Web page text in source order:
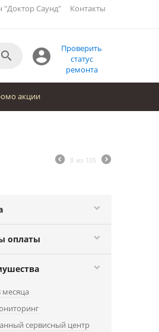
"Доктор Саунд" Контакты
Проверить
статус
ремонта


акции
8 из 105
оплаты
месяца
сервисный центр